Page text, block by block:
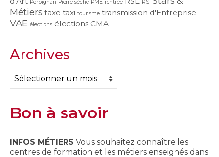
Perpignan Pierre sèche PME rentrée RSI
Métiers taxe taxi tourisme transmission d'Entreprise
VAE élections élections CMA
Archives
Archives
Bon à savoir
INFOS MÉTIERS Vous souhaitez connaître les
centres de formation et les métiers enseignés dans